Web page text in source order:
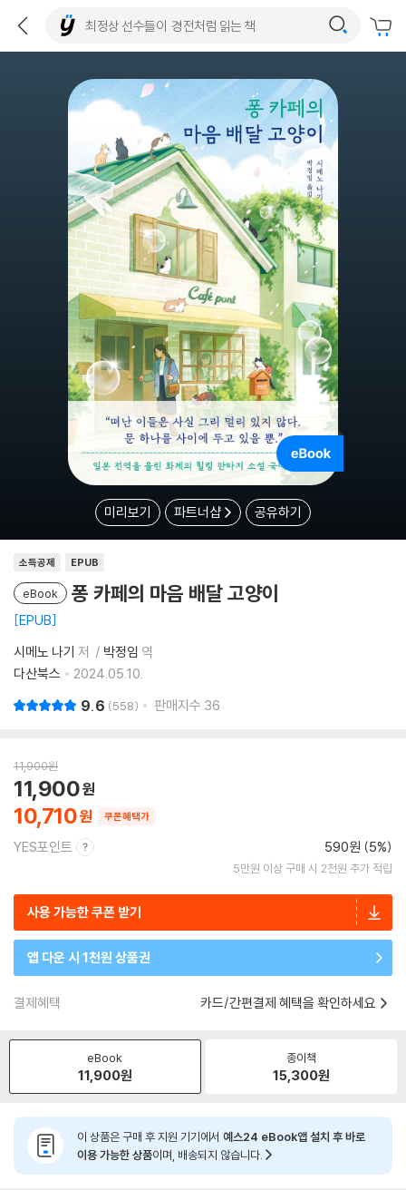
미리보기 파트너샵 공유하기
소득공제 EPUB
eBook 퐁 카페의 마음 배달 고양이
EPUB
시메노 나기 저 박정임 역
다산북스
2024.05.10.
9.6 558 판매지수 36
11,900원
10,710
11,900
쿠폰혜택가
YES포인트 590원 (5%)
5만원 이상 구매 시 2천원 추가 적립
사용 가능한 쿠폰 받기
앱 다운 시 1천원 상품권
결제혜택 카드/간편결제 혜택을 확인하세요
eBook
11,900원
종이책
15,300원
이 상품은 구매 후 지원 기기에서 예스24 eBook앱 설치 후 바로
이용 가능한 상품이며, 배송되지 않습니다.